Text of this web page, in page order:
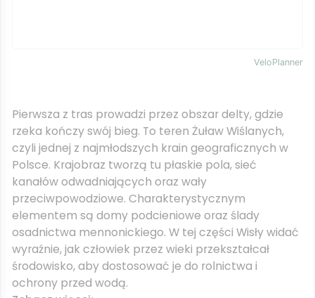
VeloPlanner
Pierwsza z tras prowadzi przez obszar delty, gdzie
rzeka kończy swój bieg. To teren Żuław Wiślanych,
czyli jednej z najmłodszych krain geograficznych w
Polsce. Krajobraz tworzą tu płaskie pola, sieć
kanałów odwadniających oraz wały
przeciwpowodziowe. Charakterystycznym
elementem są domy podcieniowe oraz ślady
osadnictwa mennonickiego. W tej części Wisły widać
wyraźnie, jak człowiek przez wieki przekształcał
środowisko, aby dostosować je do rolnictwa i
ochrony przed wodą.